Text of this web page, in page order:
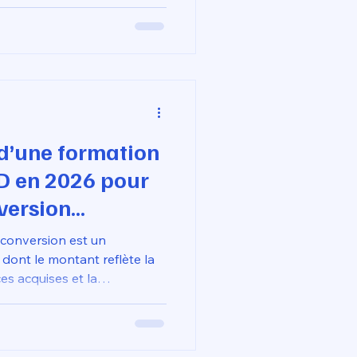
résoudre le "triangle d'or"
formation
en 2026 pour
est un
le montant reflète la
acquises et la
vous garantissez la